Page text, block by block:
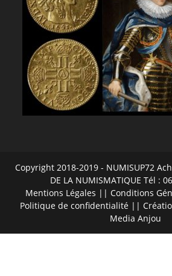
Copyright 2018-2019 - NUMISUP72
DE LA NUMISMATIQUE Tél :
Mentions Légales || Conditions
Politique de confidentialité ||
Media Anjou